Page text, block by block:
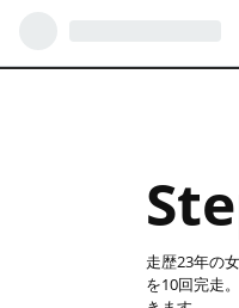
走歴23年の
を10回完走